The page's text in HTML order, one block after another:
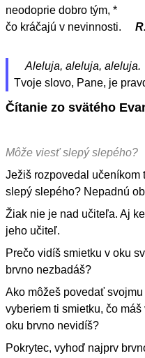
neodoprie dobro tým, *
čo kráčajú v nevinnosti.
R.
Aleluja, aleluja, aleluja.
Tvoje slovo, Pane, je
Čítanie zo svätého
Môže viesť slepý slepého?
Ježiš rozpovedal učeníkom
slepý slepého? Nepadnú
Žiak nie je nad učiteľa. Aj
jeho učiteľ.
Prečo vidíš smietku v oku
brvno nezbadáš?
Ako môžeš povedať svojmu
vyberiem ti smietku, čo
oku brvno nevidíš?
Pokrytec, vyhoď najprv